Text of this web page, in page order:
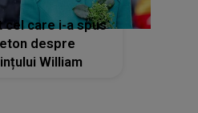
cel care i-a spus
despre
William